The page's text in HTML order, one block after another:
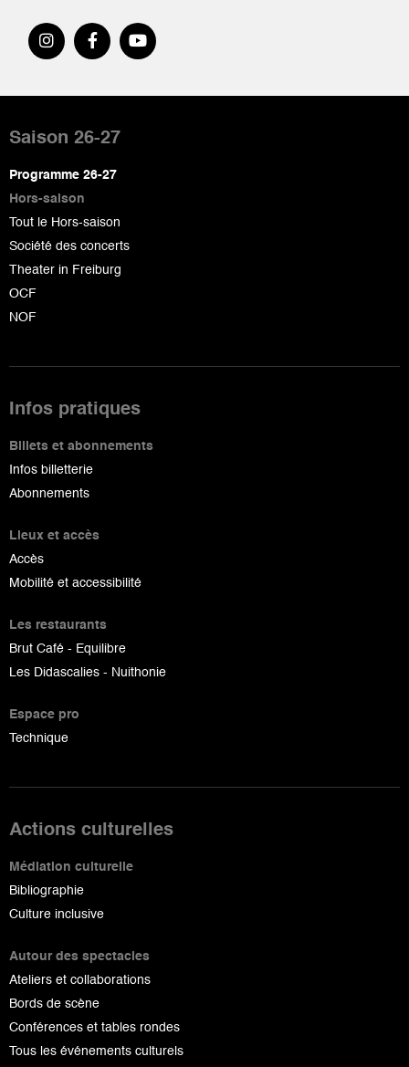
de
page
Saison 26-27
Programme 26-27
Hors-saison
Tout le Hors-saison
Société des concerts
Theater in Freiburg
OCF
NOF
Infos pratiques
Billets et abonnements
Infos billetterie
Abonnements
Lieux et accès
Accès
Mobilité et accessibilité
Les restaurants
Brut Café - Equilibre
Les Didascalies - Nuithonie
Espace pro
Technique
Actions culturelles
Médiation culturelle
Bibliographie
Culture inclusive
Autour des spectacles
Ateliers et collaborations
Bords de scène
Conférences et tables rondes
Tous les événements culturels